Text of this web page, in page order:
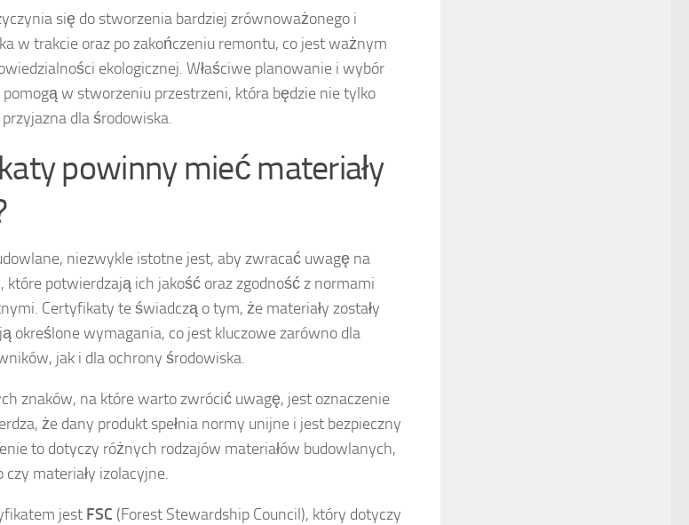
się do stworzenia bardziej zrównoważonego i
w trakcie oraz po zakończeniu remontu, co jest ważnym
ekologicznej. Właściwe planowanie i wybór
w stworzeniu przestrzeni, która będzie nie tylko
dla środowiska.
powinny mieć materiały
niezwykle istotne jest, aby zwracać uwagę na
potwierdzają ich jakość oraz zgodność z normami
Certyfikaty te świadczą o tym, że materiały zostały
określone wymagania, co jest kluczowe zarówno dla
jak i dla ochrony środowiska.
znaków, na które warto zwrócić uwagę, jest oznaczenie
że dany produkt spełnia normy unijne i jest bezpieczny
to dotyczy różnych rodzajów materiałów budowlanych,
materiały izolacyjne.
jest FSC (Forest Stewardship Council), który dotyczy